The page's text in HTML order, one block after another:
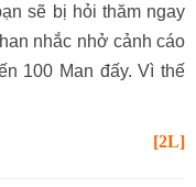
sẽ bị hỏi thăm ngay
nhắc nhở cảnh cáo
100 Man đấy. Vì thế
[2L]